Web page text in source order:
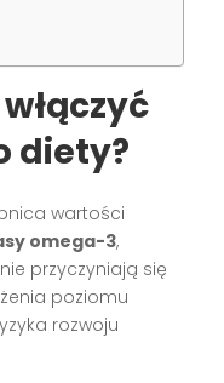
diety?
wartości
omega-3,
przyczyniają się
poziomu
rozwoju